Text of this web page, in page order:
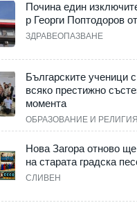
Почина един
р Георги Поптодоров
ЗДРАВЕОПАЗВАНЕ
Българските ученици
всяко престижно
момента
ОБРАЗОВАНИЕ И РЕЛИГИЯ
Нова Загора отново
на старата градска
СЛИВЕН